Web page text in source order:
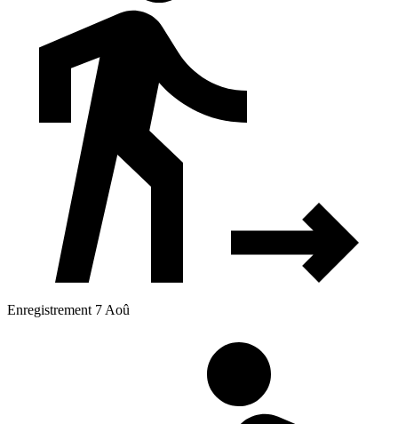
Enregistrement 7 Aoû